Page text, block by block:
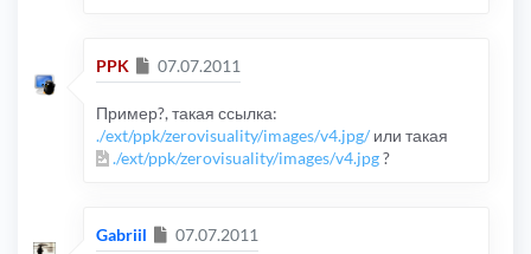
PPK Сообщение
07.07.2011
Пример?, такая ссылка:
./ext/ppk/zerovisuality/images/v4.jpg/ или такая
./ext/ppk/zerovisuality/images/v4.jpg?
Gabriil Сообщение
07.07.2011